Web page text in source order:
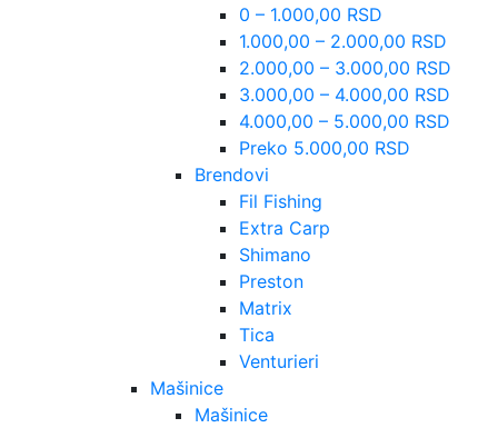
0 – 1.000,00 RSD
1.000,00 – 2.000,00 RSD
2.000,00 – 3.000,00 RSD
3.000,00 – 4.000,00 RSD
4.000,00 – 5.000,00 RSD
Preko 5.000,00 RSD
Brendovi
Fil Fishing
Extra Carp
Shimano
Preston
Matrix
Tica
Venturieri
Mašinice
Mašinice